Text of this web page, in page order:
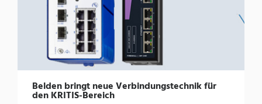
Belden bringt neue Verbindungstechnik für
den KRITIS-Bereich